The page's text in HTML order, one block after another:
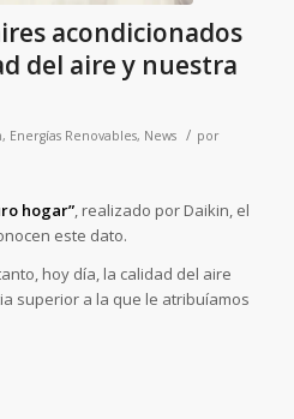
acondicionados
del aire y nuestra
, Energías Renovables, News / por
hogar”, realizado por Daikin, el
este dato.
hoy día, la calidad del aire
superior a la que le atribuíamos